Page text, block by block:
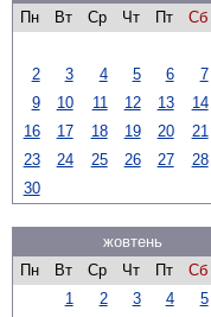
Пн
Вт Ср Чт Пт Сб
2
3 4 5 6 7
9
10 11 12 13 14
16
17 18 19 20 21
23
24 25 26 27 28
30
жовтень
Пн
Вт Ср Чт Пт Сб
1
2 3 4 5